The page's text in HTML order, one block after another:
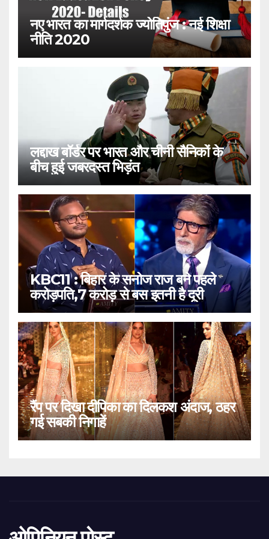
नए भारत का मार्गदर्शक ज्योतिपुंज : नई शिक्षा
नीति 2020
लद्दाख बॉर्डर पर भारत और चीनी सैनिकों के
बीच हुई जबरदस्त भिड़ंत
KBC11 : बिहार के सनोज राज बने पहले
करोड़पति,7 करोड़ से बस इतनी है दूरी
रैंप पर दिखा दीपिका का दिलकश अंदाज, ठहर
गई सबकी निगाहें